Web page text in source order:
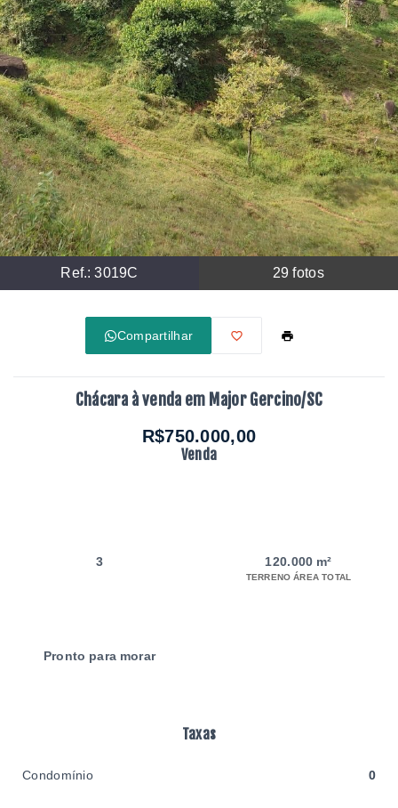
Ref.:3019C 29 fotos
Compartilhar
Chácara à venda em Major Gercino/SC
R$750.000,00
Venda
3 120.000 m²
TERRENO ÁREA TOTAL
Pronto para morar
Taxas
Condomínio 0